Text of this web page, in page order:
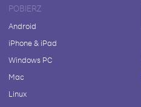
POBIERZ
Android
iPhone & iPad
Windows PC
Mac
Linux